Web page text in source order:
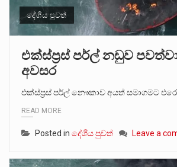
දේශීය පුවත්
එක්ස්ප්‍රස් පර්ල් නඩුව
අවසර
එක්ස්ප්‍රස් පර්ල් නෞකාව අයත් සමාගමට
READ MORE
Posted in දේශීය පුවත් Leave a